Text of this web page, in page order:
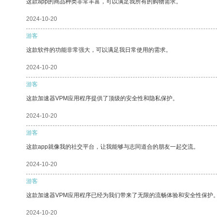
这款app的商品种类非常丰富，可以满足我所有的购物需求。
2024-10-20
游客
这款软件的功能非常强大，可以满足我日常使用的需求。
2024-10-20
游客
这款加速器VPM应用程序提供了顶级的安全性和隐私保护。
2024-10-20
游客
这款app就像我的社交平台，让我能够与志同道合的朋友一起交流。
2024-10-20
游客
这款加速器VPM应用程序已经为我们带来了无限的流畅体验和安全性保护
2024-10-20